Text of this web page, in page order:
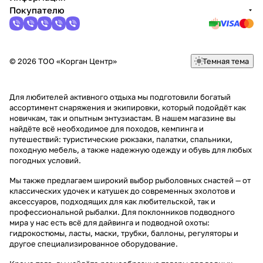
Покупателю
© 2026 ТОО «Корган Центр» Темная тема
Для любителей активного отдыха мы подготовили богатый
ассортимент снаряжения и экипировки, который подойдёт как
новичкам, так и опытным энтузиастам. В нашем магазине вы
найдёте всё необходимое для походов, кемпинга и
путешествий: туристические рюкзаки, палатки, спальники,
походную мебель, а также надежную одежду и обувь для любых
погодных условий.
Мы также предлагаем широкий выбор рыболовных снастей — от
классических удочек и катушек до современных эхолотов и
аксессуаров, подходящих для как любительской, так и
профессиональной рыбалки. Для поклонников подводного
мира у нас есть всё для дайвинга и подводной охоты:
гидрокостюмы, ласты, маски, трубки, баллоны, регуляторы и
другое специализированное оборудование.